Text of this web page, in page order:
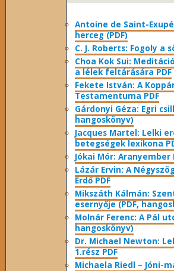
Antoine de Saint-
herceg (PDF)
C. J. Roberts: Fogoly a
Choa Kok Sui:
a lélek feltárására PDF
Fekete István: A
Testamentuma PDF
Gárdonyi Géza: Egri
hangoskönyv)
Jacques Martel: Lelki
betegségek lexikona
Jókai Mór: Aranyember
Lázár Ervin: A
Erdő PDF
Mikszáth Kálmán:
esernyője (PDF,
Molnár Ferenc: A Pál
hangoskönyv)
Dr. Michael Newton:
1.rész PDF
Michaela Riedl – Jóni-